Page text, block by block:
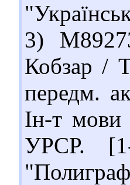
3)
Кобзар /
передм.
Ін-т
УРСР.